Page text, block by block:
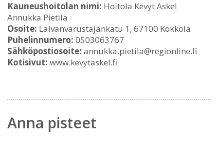
Kauneushoitolan nimi: Hoitola Kevyt Askel
Annukka Pietilä
Osoite: Laivanvarustajankatu 1, 67100 Kokkola
Puhelinnumero: 0503063767
Sähköpostiosoite: annukka.pietila@regionline.fi
Kotisivut: www.kevytaskel.fi
Anna pisteet